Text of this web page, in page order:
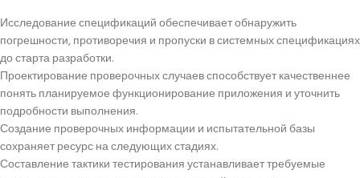
Исследование спецификаций обеспечивает обнаружить
погрешности, противоречия и пропуски в системных спецификациях
до старта разработки.
Проектирование проверочных случаев способствует качественнее
понять планируемое функционирование приложения и уточнить
подробности выполнения.
Создание проверочных информации и испытательной базы
сохраняет ресурс на следующих стадиях.
Составление тактики тестирования устанавливает требуемые